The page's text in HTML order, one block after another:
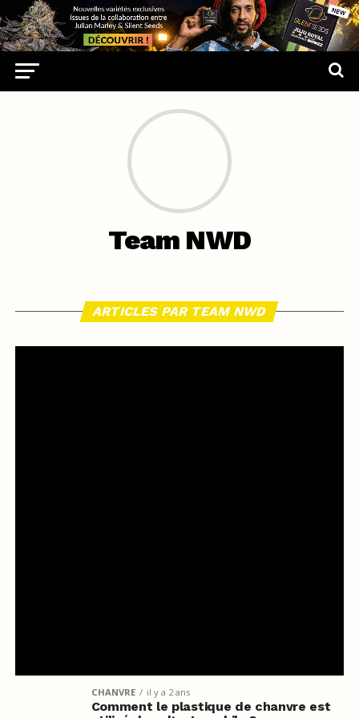
Team NWD
ARTICLES PAR TEAM NWD
CHANVRE il y a 2 ans
Comment le plastique de chanvre est